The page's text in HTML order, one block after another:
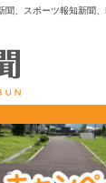
聞、スポーツ報知新聞